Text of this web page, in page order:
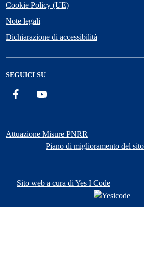
Cookie Policy (UE)
Note legali
Dichiarazione di accessibilità
SEGUICI SU
Facebook
Attuazione Misure PNRR
Piano di miglioramento del sito
Sito web a cura di Yes I Code